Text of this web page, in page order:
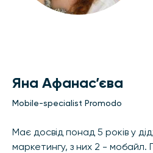
Яна Афанас’єва
Mobile-specialist Promodo
Має досвід понад 5 років у
маркетингу, з них 2 -